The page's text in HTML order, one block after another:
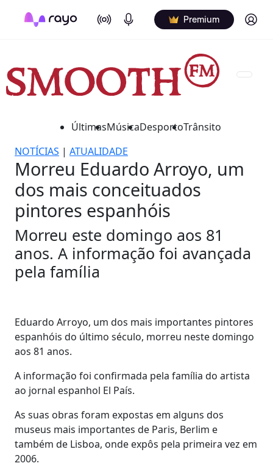
On Air Podcasts Premium Log in
ÚltimasMúsicaDesportoTrânsito
NOTÍCIAS | ATUALIDADE
Morreu Eduardo Arroyo, um
dos mais conceituados
pintores espanhóis
Morreu este domingo aos 81
anos. A informação foi avançada
pela família
Eduardo Arroyo, um dos mais importantes pintores
espanhóis do último século, morreu neste domingo
aos 81 anos.
A informação foi confirmada pela família do artista
ao jornal espanhol El País.
As suas obras foram expostas em alguns dos
museus mais importantes de Paris, Berlim e
também de Lisboa, onde expôs pela primeira vez em
2006.